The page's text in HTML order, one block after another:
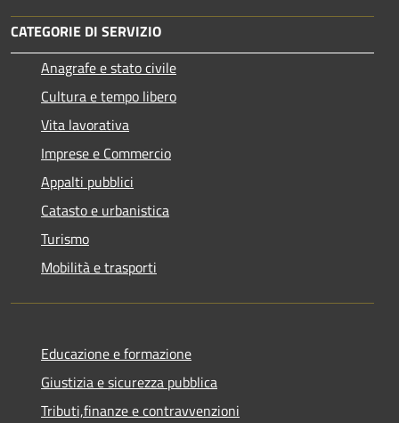
CATEGORIE DI SERVIZIO
Anagrafe e stato civile
Cultura e tempo libero
Vita lavorativa
Imprese e Commercio
Appalti pubblici
Catasto e urbanistica
Turismo
Mobilità e trasporti
Educazione e formazione
Giustizia e sicurezza pubblica
Tributi,finanze e contravvenzioni